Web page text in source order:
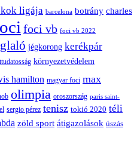
ligája barcelona botrány charles
foci vb foci vb 2022
jégkorong kerékpár
környezetvédelem
hamilton magyar foci max
olimpia oroszország paris saint-
sergio pérez tenisz tokió 2020 téli
zöld sport átigazolások úszás